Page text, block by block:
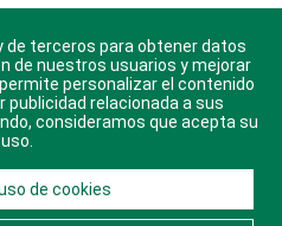
para Android, iOS y
Huawei.
los derechos reservados.
de terceros para obtener datos
de nuestros usuarios y mejorar
personalizar el contenido
relacionada a sus
consideramos que acepta su
uso.
de cookies